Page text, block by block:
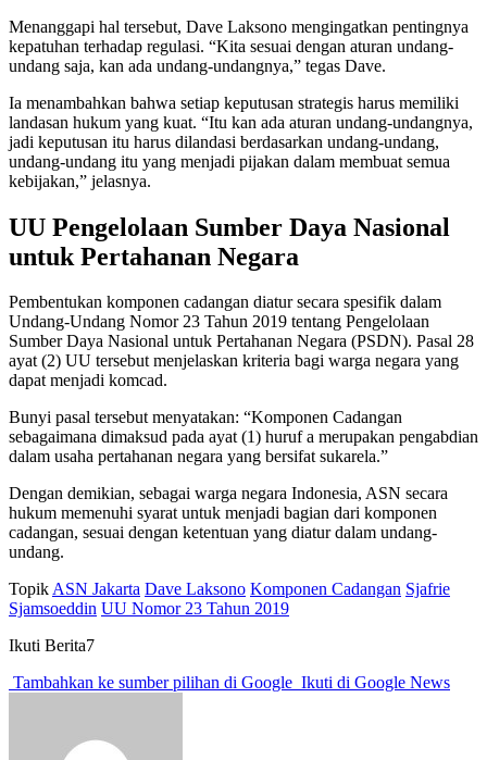
Menanggapi hal tersebut, Dave Laksono mengingatkan pentingnya
kepatuhan terhadap regulasi. “Kita sesuai dengan aturan undang-
undang saja, kan ada undang-undangnya,” tegas Dave.
Ia menambahkan bahwa setiap keputusan strategis harus memiliki
landasan hukum yang kuat. “Itu kan ada aturan undang-undangnya,
jadi keputusan itu harus dilandasi berdasarkan undang-undang,
undang-undang itu yang menjadi pijakan dalam membuat semua
kebijakan,” jelasnya.
UU Pengelolaan Sumber Daya Nasional
untuk Pertahanan Negara
Pembentukan komponen cadangan diatur secara spesifik dalam
Undang-Undang Nomor 23 Tahun 2019 tentang Pengelolaan
Sumber Daya Nasional untuk Pertahanan Negara (PSDN). Pasal 28
ayat (2) UU tersebut menjelaskan kriteria bagi warga negara yang
dapat menjadi komcad.
Bunyi pasal tersebut menyatakan: “Komponen Cadangan
sebagaimana dimaksud pada ayat (1) huruf a merupakan pengabdian
dalam usaha pertahanan negara yang bersifat sukarela.”
Dengan demikian, sebagai warga negara Indonesia, ASN secara
hukum memenuhi syarat untuk menjadi bagian dari komponen
cadangan, sesuai dengan ketentuan yang diatur dalam undang-
undang.
TopikASN Jakarta Dave Laksono Komponen Cadangan Sjafrie
Sjamsoeddin UU Nomor 23 Tahun 2019
Ikuti Berita7
Tambahkan ke sumber pilihan di Google Ikuti di Google News